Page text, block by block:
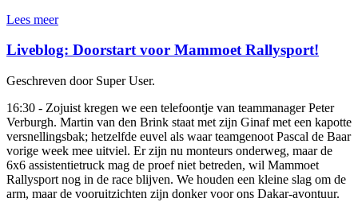
Lees meer
Liveblog: Doorstart voor Mammoet Rallysport!
Geschreven door Super User.
16:30 - Zojuist kregen we een telefoontje van teammanager Peter
Verburgh. Martin van den Brink staat met zijn Ginaf met een kapotte
versnellingsbak; hetzelfde euvel als waar teamgenoot Pascal de Baar
vorige week mee uitviel. Er zijn nu monteurs onderweg, maar de
6x6 assistentietruck mag de proef niet betreden, wil Mammoet
Rallysport nog in de race blijven. We houden een kleine slag om de
arm, maar de vooruitzichten zijn donker voor ons Dakar-avontuur.